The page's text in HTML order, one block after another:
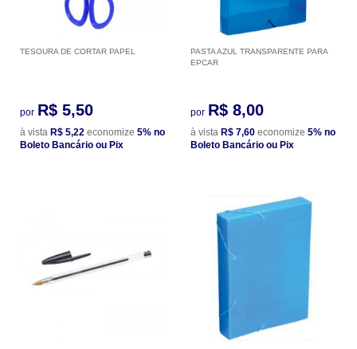
TESOURA DE CORTAR PAPEL
por R$ 5,50
à vista R$ 5,22 economize 5% no
Boleto Bancário ou Pix
PASTA AZUL TRANSPARENTE PARA
EPCAR
por R$ 8,00
à vista R$ 7,60 economize 5% no
Boleto Bancário ou Pix